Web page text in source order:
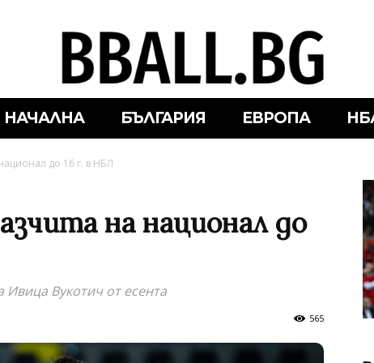
НАЧАЛНА БЪЛГАРИЯ ЕВРОПА
до 16 г. в НБЛ
на национал до
Вукотич от есента
565